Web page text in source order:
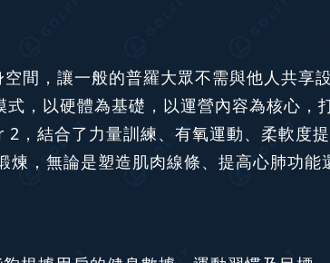
間，讓一般的普羅大眾不需與他人共享
，以硬體為基礎，以運營內容為核心，
結合了力量訓練、有氧運動、柔軟度
，無論是塑造肌肉線條、提高心肺功能